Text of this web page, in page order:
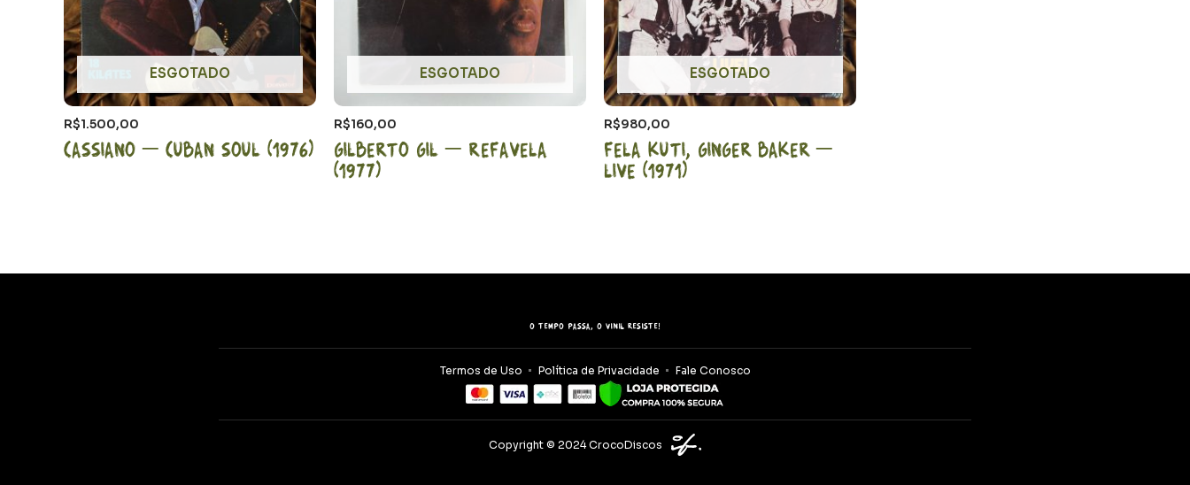
ESGOTADO
R$1.500,00
Cassiano – Cuban Soul (1976)
ESGOTADO
R$160,00
Gilberto Gil – Refavela
(1977)
ESGOTADO
R$980,00
Fela Kuti, Ginger Baker –
LIVE (1971)
O tempo passa, o vinil resiste!
Termos de Uso Política de Privacidade Fale Conosco
Copyright © 2024 CrocoDiscos